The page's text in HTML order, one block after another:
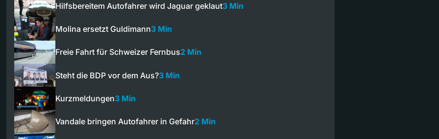
Hilfsbereitem Autofahrer wird Jaguar geklaut3 Min
Molina ersetzt Guldimann3 Min
Freie Fahrt für Schweizer Fernbus2 Min
Steht die BDP vor dem Aus?3 Min
Kurzmeldungen3 Min
Vandale bringen Autofahrer in Gefahr2 Min